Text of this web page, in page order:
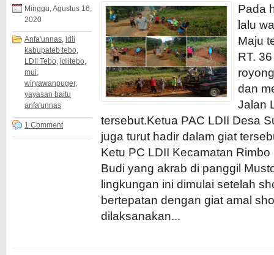
Minggu, Agustus 16,
2020
Anfa'unnas ldii
kabupateb tebo
LDII Tebo ldiitebo
mui
wiryawanpuger,
yayasan baitu
anfa'unnas
1 Comment
Pada
lalu
Maju
RT.
dan
Jalan
tersebut.Ketua PAC LDII Desa
juga turut hadir dalam giat
Ketu PC LDII Kecamatan
Budi yang akrab di panggil
lingkungan ini dimulai setelah
bertepatan dengan giat amal
dilaksanakan...